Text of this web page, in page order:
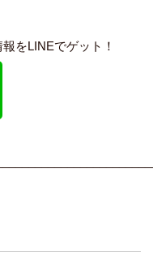
をLINEでゲット！